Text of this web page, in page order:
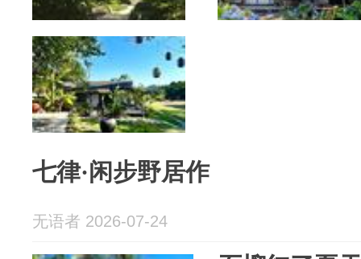
七律·闲步野居作
无语者 2026-07-24